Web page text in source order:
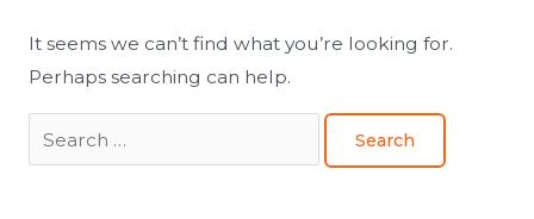
It seems we can’t find what you’re looking for.
Perhaps searching can help.